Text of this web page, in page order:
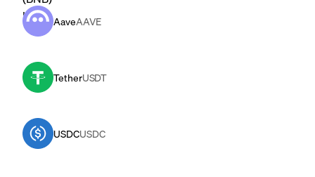
AaveAAVE
TetherUSDT
USDCUSDC